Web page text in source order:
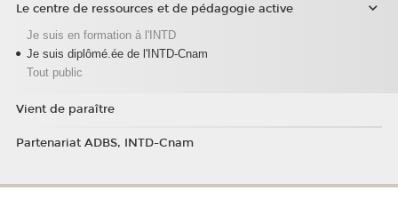
Le centre de ressources et de pédagogie active
Je suis en formation à l'INTD
Je suis diplômé.ée de l'INTD-Cnam
Tout public
Vient de paraître
Partenariat ADBS, INTD-Cnam